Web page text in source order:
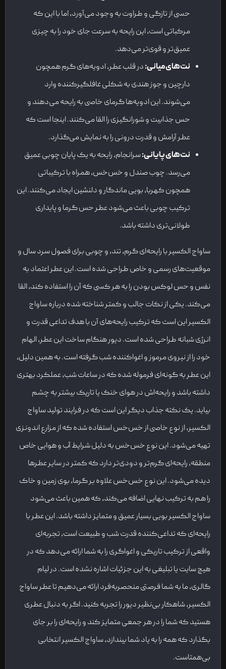
حسی از تازگی و طراوت به وجود می‌آورد، اما با این که
مرکباتی است، این رایحه به سرعت جای خود را به چیزی
عمیق‌تر و قوی‌تر می‌دهد.
نت‌های میانی:در قلب عطر، ادویه‌های گرم همچون
دارچین و جوز هندی به شکلی غافلگیرکننده وارد
می‌شوند. این ادویه‌ها گرمای خاصی به رایحه می‌دهند و
حس جذابیت و شورانگیزی را القا می‌کنند. اینجا است که
عطر آرامش و قدرت درونی را به نمایش می‌گذارد.
نت‌های پایانی:سرانجام، رایحه به یک پایان چوبی عمیق
می‌رسد. چوب صندل و خس‌خس، همراه با ترکیباتی
همچون کهربا، بویی ماندگار و دلنشین ایجاد می‌کنند. این
ترکیب چوبی باعث می‌شود عطر حس گرما و پایداری
طولانی‌تری داشته باشد.
ساواج الکسیر با رایحه‌ای گرم، تند، و چوبی برای فصول سرد سال و
موقعیت‌های رسمی و خاص طراحی شده است. این عطر اعتماد به
نفس و حس لوکس بودن را به هر کسی که آن را استفاده کند، القا
می‌کند. یکی از نکات جالب و کمتر شناخته شده درباره ساواج
الکسیر این است که ترکیب رایحه‌های آن با هدف تداعی قدرت و
انرژی شبانه طراحی شده است. دیور هنگام ساخت این عطر، الهام
خود را از نیروی مرموز و اغواکننده شب گرفته است. به همین دلیل،
این عطر به گونه‌ای فرموله شده که در ساعات شب، عملکرد بهتری
داشته باشد و رایحه‌اش در هوای خنک یا تاریک بیشتر به چشم
بیاید. یک نکته جذاب دیگر این است که در فرایند تولید ساواج
الکسیر، از نوع خاصی از خس‌خس استفاده شده که از مزارع اندونزی
تهیه می‌شود. این نوع خس‌خس به دلیل شرایط آب و هوایی خاص
منطقه، رایحه‌ای گرم‌تر و دودی‌تر دارد که کمتر در سایر عطرها
دیده می‌شود. این نوع خس‌خس علاوه بر گرما، بوی زمین و خاک
را هم به ترکیب نهایی اضافه می‌کند، که همین باعث می‌شود
ساواج الکسیر بویی بسیار عمیق و متمایز داشته باشد. این عطر با
رایحه‌ای که تداعی‌کننده قدرت شب و طبیعت است، تجربه‌ای
واقعی از ترکیب تاریکی و اغواگری را به شما ارائه می‌دهد که در
هیچ سایت یا تبلیغی به این جزئیات اشاره نشده است. در لیام
گالری، ما به شما فرصتی منحصربه‌فرد ارائه می‌دهیم تا عطر ساواج
الکسیر، شاهکار بی‌نظیر دیور را تجربه کنید. اگر به دنبال عطری
هستید که شما را در هر جمعی متمایز کند و رایحه‌ای را بر جای
بگذارد که همه را به یاد شما بیندازد، ساواج الکسیر انتخابی
بی‌همتاست.